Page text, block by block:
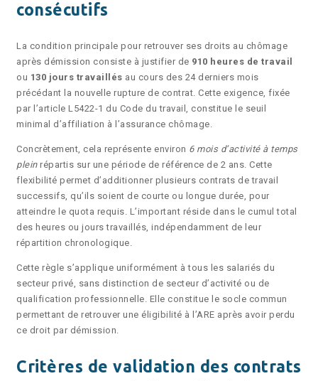
consécutifs
La condition principale pour retrouver ses droits au chômage
après démission consiste à justifier de 910 heures de travail
ou 130 jours travaillés au cours des 24 derniers mois
précédant la nouvelle rupture de contrat. Cette exigence, fixée
par l’article L5422-1 du Code du travail, constitue le seuil
minimal d’affiliation à l’assurance chômage.
Concrètement, cela représente environ 6 mois d’activité à temps
plein répartis sur une période de référence de 2 ans. Cette
flexibilité permet d’additionner plusieurs contrats de travail
successifs, qu’ils soient de courte ou longue durée, pour
atteindre le quota requis. L’important réside dans le cumul total
des heures ou jours travaillés, indépendamment de leur
répartition chronologique.
Cette règle s’applique uniformément à tous les salariés du
secteur privé, sans distinction de secteur d’activité ou de
qualification professionnelle. Elle constitue le socle commun
permettant de retrouver une éligibilité à l’ARE après avoir perdu
ce droit par démission.
Critères de validation des contrats